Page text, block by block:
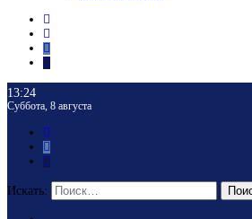
13:24
Суббота, 8 августа
Искать: